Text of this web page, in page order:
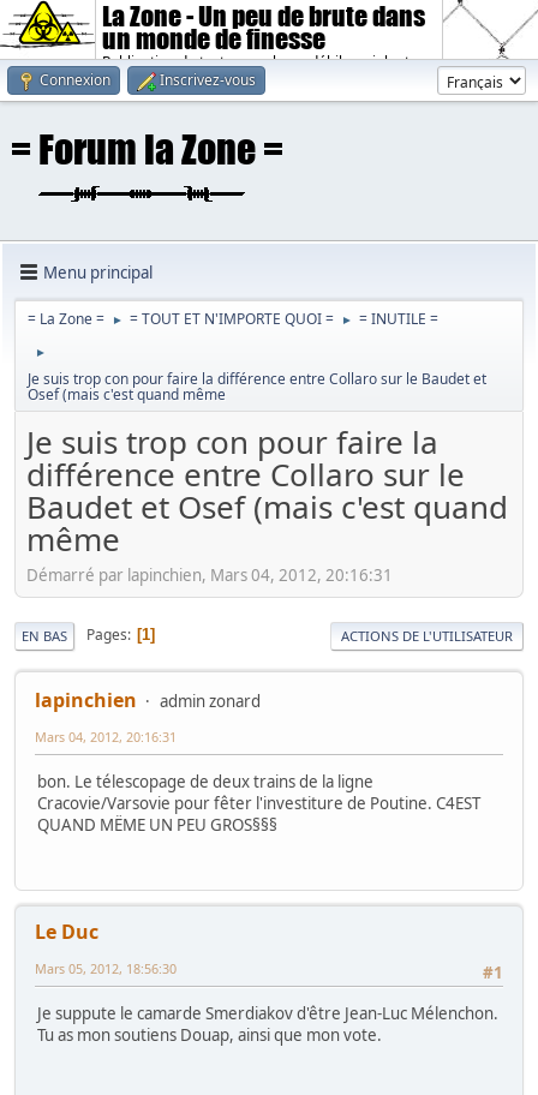
La Zone - Un peu de brute dans
un monde de finesse
Publication de textes sombres, débiles, violents.
Connexion
Inscrivez-vous
Menu principal
= La Zone = ► = TOUT ET N'IMPORTE QUOI = ► = INUTILE =
►
Je suis trop con pour faire la différence entre Collaro sur le Baudet et
Osef (mais c'est quand même
Je suis trop con pour faire la
différence entre Collaro sur le
Baudet et Osef (mais c'est quand
même
Démarré par lapinchien, Mars 04, 2012, 20:16:31
EN BAS Pages 1 ACTIONS DE L'UTILISATEUR
lapinchien admin zonard
Mars 04, 2012, 20:16:31
bon. Le télescopage de deux trains de la ligne
Cracovie/Varsovie pour fêter l'investiture de Poutine. C4EST
QUAND MËME UN PEU GROS§§§
Le Duc
#1
Mars 05, 2012, 18:56:30
Je suppute le camarde Smerdiakov d'être Jean-Luc Mélenchon.
Tu as mon soutiens Douap, ainsi que mon vote.